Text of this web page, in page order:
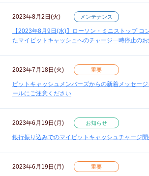
2023年8月2日(火) メンテナンス
【2023年8月9日(水)】ローソン・ミニストップ コ
たマイビットキャッシュへのチャージ一時停止の
2023年7月18日(火) 重要
ビットキャッシュメンバーズからの新着メッセー
ールにご注意ください
2023年6月19日(月) お知らせ
銀行振り込みでのマイビットキャッシュチャージ
2023年6月19日(月) 重要